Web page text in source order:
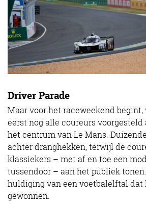
Driver Parade
Maar voor het raceweekend
eerst nog alle coureurs
het centrum van Le Mans.
achter dranghekken, terwijl de
klassiekers – met af en toe een
tussendoor – aan het publiek
huldiging van een voetbalelftal dat
gewonnen.